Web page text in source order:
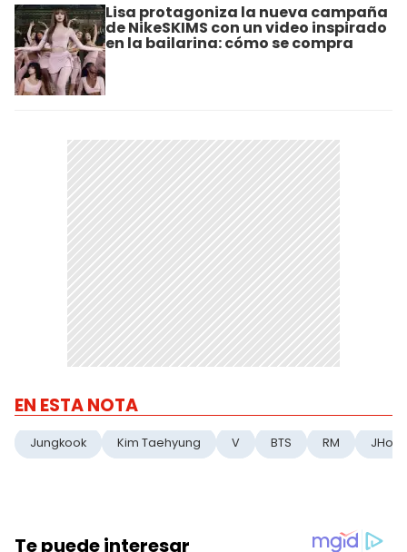
Lisa protagoniza la nueva campaña
de NikeSKIMS con un video inspirado
en la bailarina: cómo se compra
EN ESTA NOTA
Jungkook Kim Taehyung V BTS RM